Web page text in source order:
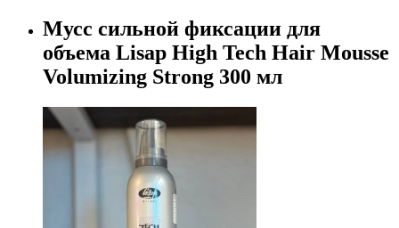
Мусс сильной фиксации для
объема Lisap High Tech Hair Mousse
Volumizing Strong 300 мл